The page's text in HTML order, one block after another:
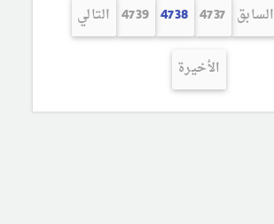
السابق 4737
4738
4739 التالي
الأخيرة